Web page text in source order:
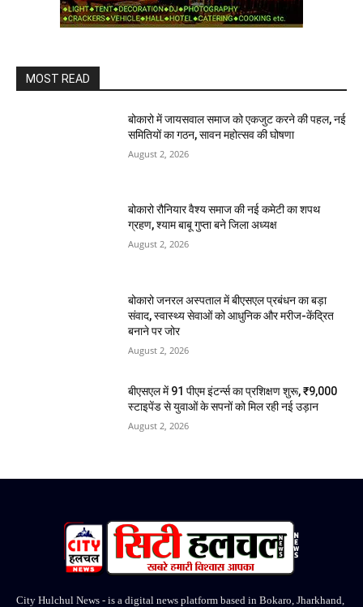
MOST READ
बोकारो में जायसवाल समाज को एकजुट करने की पहल, नई
समितियों का गठन, सावन महोत्सव की घोषणा
August 2, 2026
बोकारो रौनियार वैश्य समाज की नई कमेटी का शपथ
ग्रहण, श्याम बाबू गुप्ता बने जिला अध्यक्ष
August 2, 2026
बोकारो जनरल अस्पताल में बीएसएल प्रबंधन का बड़ा
संवाद, स्वास्थ्य सेवाओं को आधुनिक और मरीज-केंद्रित
बनाने पर जोर
August 2, 2026
बीएसएल में 91 पीएम इंटर्न्स का प्रशिक्षण शुरू, ₹9,000
स्टाइपेंड से युवाओं के सपनों को मिल रही नई उड़ान
August 2, 2026
City Hulchul News - is a digital news platform based in Bokaro, Jharkhand,